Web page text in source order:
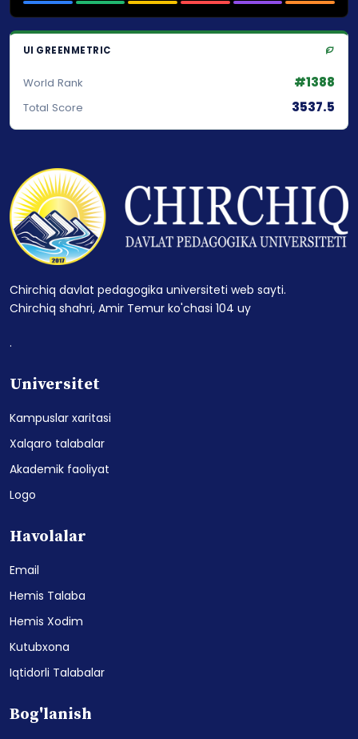
UI GREENMETRIC
World Rank #1388
Total Score 3537.5
Chirchiq davlat pedagogika universiteti web sayti.
Chirchiq shahri, Amir Temur ko'chasi 104 uy
.
Universitet
Kampuslar xaritasi
Xalqaro talabalar
Akademik faoliyat
Logo
Havolalar
Email
Hemis Talaba
Hemis Xodim
Kutubxona
Iqtidorli Talabalar
Bog'lanish